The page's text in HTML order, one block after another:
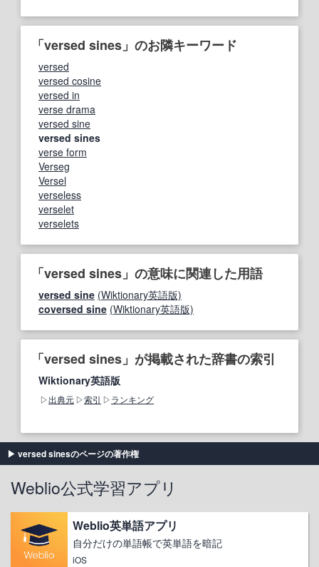
「versed sines」のお隣キーワード
versed
versed cosine
versed in
verse drama
versed sine
versed sines
verse form
Verseg
Versel
verseless
verselet
verselets
「versed sines」の意味に関連した用語
versed sine (Wiktionary英語版)
coversed sine (Wiktionary英語版)
「versed sines」が掲載された辞書の索引
Wiktionary英語版
出典元 索引 ランキング
versed sinesのページの著作権
Weblio公式学習アプリ
Weblio英単語アプリ
自分だけの単語帳で英単語を暗記
iOS